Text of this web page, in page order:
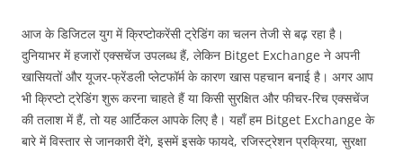
आज के डिजिटल युग में क्रिप्टोकरेंसी ट्रेडिंग का चलन तेजी से बढ़ रहा है।
दुनियाभर में हजारों एक्सचेंज उपलब्ध हैं, लेकिन Bitget Exchange ने अपनी
खासियतों और यूजर-फ्रेंडली प्लेटफॉर्म के कारण खास पहचान बनाई है। अगर आप
भी क्रिप्टो ट्रेडिंग शुरू करना चाहते हैं या किसी सुरक्षित और फीचर-रिच एक्सचेंज
की तलाश में हैं, तो यह आर्टिकल आपके लिए है। यहाँ हम Bitget Exchange के
बारे में विस्तार से जानकारी देंगे, इसमें इसके फायदे, रजिस्ट्रेशन प्रक्रिया, सुरक्षा